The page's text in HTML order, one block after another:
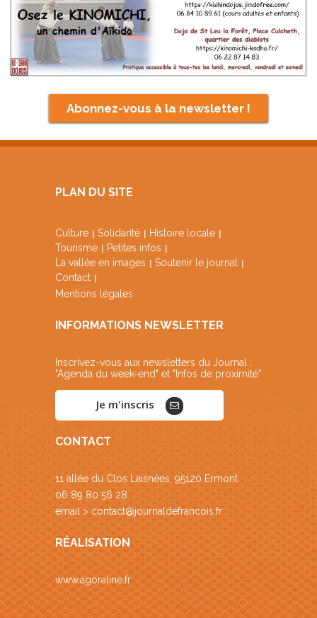
Abonnez-vous à la newsletter !
PLAN DU SITE
Culture Solidarité
Histoire locale
Tourisme
Petites infos
La vallée en images
Soutenir le journal
Contact
Mentions légales
INFORMATIONS NEWSLETTER
Inscrivez-vous aux newsletters du Journal :
"Agenda du week-end" et "Infos de proximité"
Je m'inscris
CONTACT
11 allée du Clos Laisnées, 95120 Ermont
06 89 80 56 28
email > contact@journaldefrancois.fr
RÉALISATION
www.agoraline.fr